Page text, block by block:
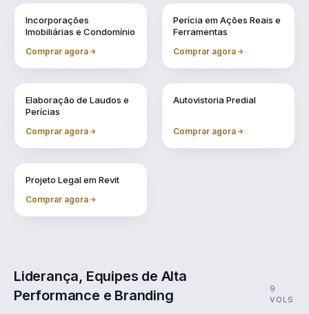
Incorporações
Imobiliárias e Condomínio
Comprar agora
Vol. 7
Perícia em Ações Reais e
Ferramentas
Comprar agora
Elaboração de Laudos e
Perícias
Comprar agora
Autovistoria Predial
Comprar agora
Projeto Legal em Revit
Comprar agora
Liderança, Equipes de Alta
Performance e Branding
9
VOLS